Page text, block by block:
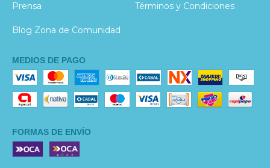
Prensa Términos y Condiciones
Blog Zona de Comunidad
MEDIOS DE PAGO
FORMAS DE ENVÍO